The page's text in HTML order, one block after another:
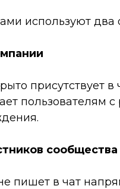
используют два
присутствует
пользователям
сообщества
пишет в чат